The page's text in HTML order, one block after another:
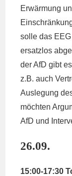
Erwärmung
solle das
ersatzlos
der AfD gibt
z.B. auch
Auslegung
möchten
AfD und
26.09.
15:00-17:30